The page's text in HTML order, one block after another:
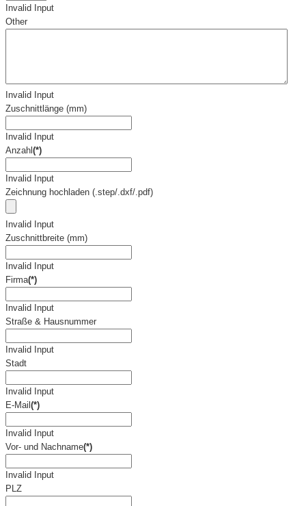
Invalid Input
Other
Invalid Input
Zuschnittlänge (mm)
Invalid Input
Anzahl (*)
Invalid Input
Zeichnung hochladen (.step/.dxf/.pdf)
Invalid Input
Zuschnittbreite (mm)
Invalid Input
Firma(*)
Invalid Input
Straße & Hausnummer
Invalid Input
Stadt
Invalid Input
E-Mail (*)
Invalid Input
Vor- und Nachname(*)
Invalid Input
PLZ